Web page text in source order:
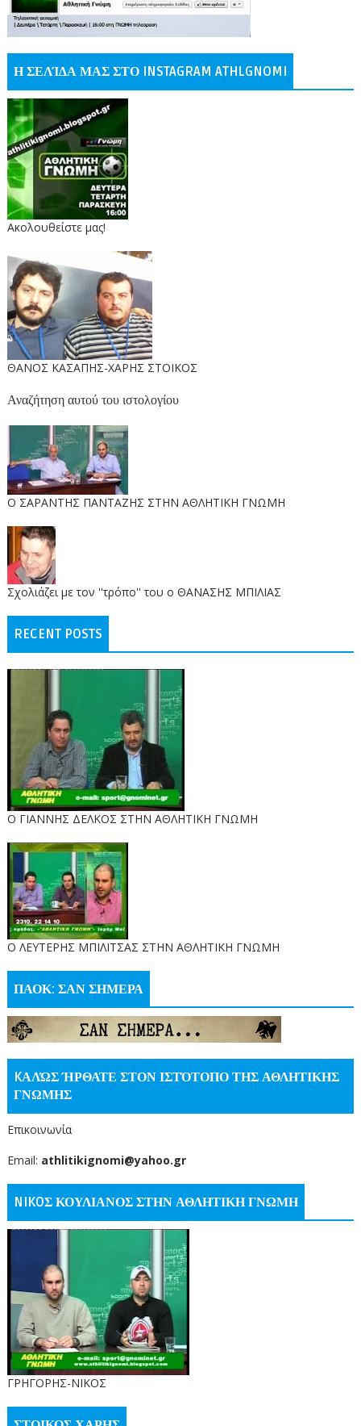
Η ΣΕΛΊΔΑ ΜΑΣ ΣΤΟ INSTAGRAM ATHLGNOMI
Ακολουθείστε μας!
ΘΑΝΟΣ ΚΑΣΑΠΗΣ-ΧΑΡΗΣ ΣΤΟΙΚΟΣ
Αναζήτηση αυτού του ιστολογίου
O ΣΑΡΑΝΤΗΣ ΠΑΝΤΑΖΗΣ ΣΤΗΝ ΑΘΛΗΤΙΚΗ ΓΝΩΜΗ
Σχολιάζει με τον ''τρόπο'' του ο ΘΑΝΑΣΗΣ ΜΠΙΛΙΑΣ
RECENT POSTS
Ο ΓΙΑΝΝΗΣ ΔΕΛΚΟΣ ΣΤΗΝ ΑΘΛΗΤΙΚΗ ΓΝΩΜΗ
O ΛΕΥΤΕΡΗΣ ΜΠΙΛΙΤΣΑΣ ΣΤΗΝ ΑΘΛΗΤΙΚΗ ΓΝΩΜΗ
ΠΑΟΚ: ΣΑΝ ΣΗΜΕΡΑ
KΑΛΏΣ ΉΡΘΑΤΕ ΣΤΟΝ ΙΣΤΌΤΟΠΟ ΤΗΣ ΑΘΛΗΤΙΚΗΣ
ΓΝΩΜΗΣ
Επικοινωνία
Email: athlitikignomi@yahoo.gr
NIKOΣ ΚΟΥΛΙΑΝΟΣ ΣΤΗΝ ΑΘΛΗΤΙΚΗ ΓΝΩΜΗ
ΓΡΗΓΟΡΗΣ-ΝΙΚΟΣ